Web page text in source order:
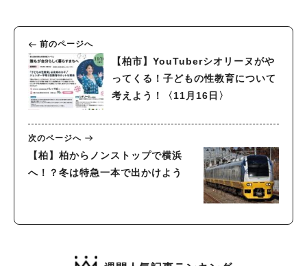
前のページへ
【柏市】YouTuberシオリーヌがや
ってくる！子どもの性教育について
考えよう！〈11月16日〉
次のページへ
【柏】柏からノンストップで横浜
へ！？冬は特急一本で出かけよう